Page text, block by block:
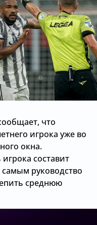
что
игрока уже во
окна.
составит
руководство
среднюю